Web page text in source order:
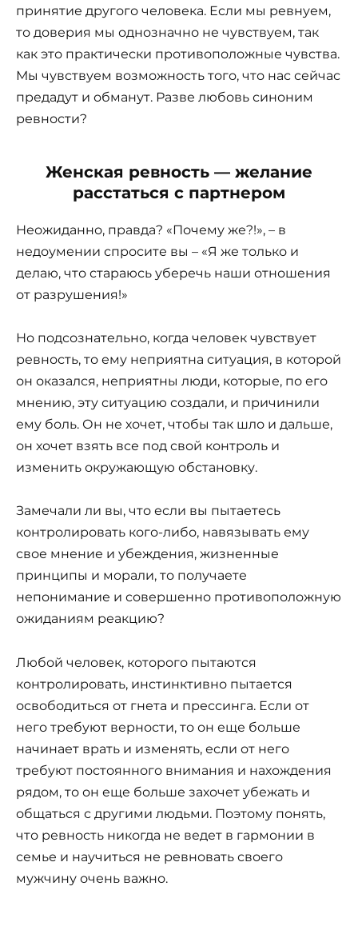
принятие другого человека. Если мы ревнуем,
то доверия мы однозначно не чувствуем, так
как это практически противоположные чувства.
Мы чувствуем возможность того, что нас сейчас
предадут и обманут. Разве любовь синоним
ревности?
Женская ревность — желание
расстаться с партнером
Неожиданно, правда? «Почему же?!», – в
недоумении спросите вы – «Я же только и
делаю, что стараюсь уберечь наши отношения
от разрушения!»
Но подсознательно, когда человек чувствует
ревность, то ему неприятна ситуация, в которой
он оказался, неприятны люди, которые, по его
мнению, эту ситуацию создали, и причинили
ему боль. Он не хочет, чтобы так шло и дальше,
он хочет взять все под свой контроль и
изменить окружающую обстановку.
Замечали ли вы, что если вы пытаетесь
контролировать кого-либо, навязывать ему
свое мнение и убеждения, жизненные
принципы и морали, то получаете
непонимание и совершенно противоположную
ожиданиям реакцию?
Любой человек, которого пытаются
контролировать, инстинктивно пытается
освободиться от гнета и прессинга. Если от
него требуют верности, то он еще больше
начинает врать и изменять, если от него
требуют постоянного внимания и нахождения
рядом, то он еще больше захочет убежать и
общаться с другими людьми. Поэтому понять,
что ревность никогда не ведет в гармонии в
семье и научиться не ревновать своего
мужчину очень важно.